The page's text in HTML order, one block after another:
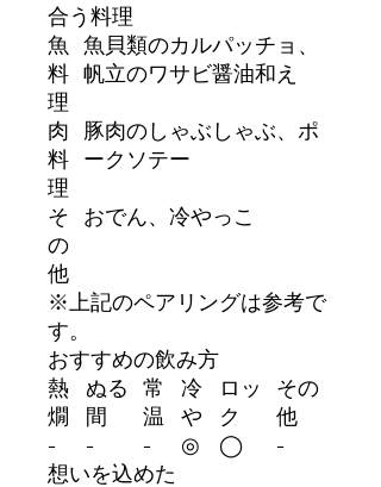
合う料理
魚
料
理
魚貝類のカルパッチョ、
帆立のワサビ醤油和え
肉
料
理
豚肉のしゃぶしゃぶ、ポ
ークソテー
そ
の
他
おでん、冷やっこ
※上記のペアリングは参考で
す。
おすすめの飲み方
熱
燗
ぬる
間
常
温
冷
や
ロッ
ク
その
他
-
- - ◎ ◯ -
想いを込めた